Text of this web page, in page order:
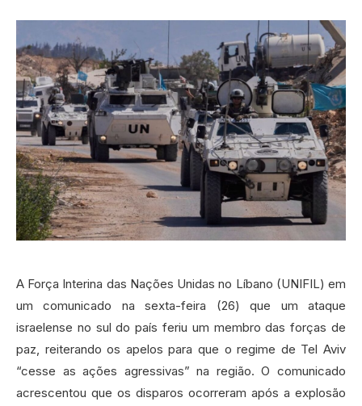
A Força Interina das Nações Unidas no Líbano (UNIFIL) em
um comunicado na sexta-feira (26) que um ataque
israelense no sul do país feriu um membro das forças de
paz, reiterando os apelos para que o regime de Tel Aviv
“cesse as ações agressivas” na região. O comunicado
acrescentou que os disparos ocorreram após a explosão